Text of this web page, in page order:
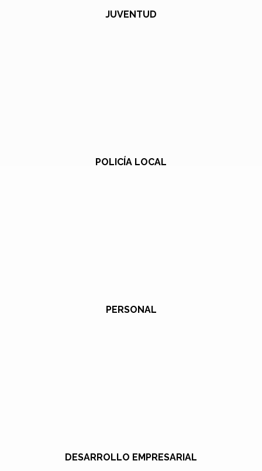
JUVENTUD
POLICÍA LOCAL
PERSONAL
DESARROLLO EMPRESARIAL